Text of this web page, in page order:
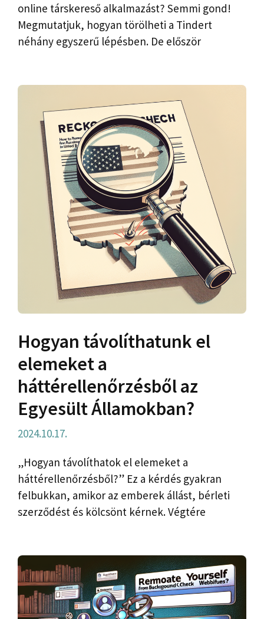
online társkereső alkalmazást? Semmi gond!
Megmutatjuk, hogyan törölheti a Tindert
néhány egyszerű lépésben. De először
Hogyan távolíthatunk el
elemeket a
háttérellenőrzésből az
Egyesült Államokban?
2024.10.17.
„Hogyan távolíthatok el elemeket a
háttérellenőrzésből?” Ez a kérdés gyakran
felbukkan, amikor az emberek állást, bérleti
szerződést és kölcsönt kérnek. Végtére